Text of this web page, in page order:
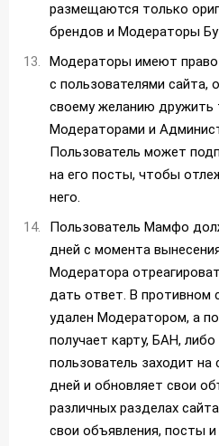
размещаются только
брендов и Модераторы
Модераторы имеют
с пользователями сайта,
своему желанию дружить
Модераторами и
Пользователь может
на его посты, чтобы
него.
Пользователь Мамфо
дней с момента
Модератора
дать ответ. В противном
удален Модератором, а
получает карту, БАН,
пользователь заходит на
дней и обновляет свои
различных разделах
свои объявления, посты